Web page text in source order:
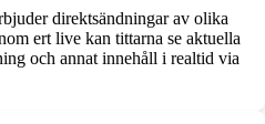
direktsändningar av olika
ert live kan tittarna se aktuella
och annat innehåll i realtid via